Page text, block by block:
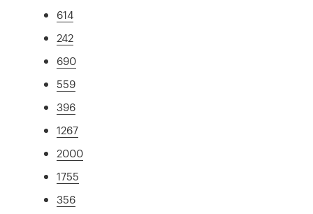
614
242
690
559
396
1267
2000
1755
356